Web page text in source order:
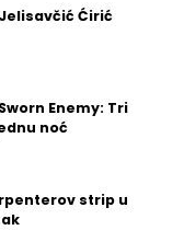
Jelisavčić Ćirić
Enemy: Tri
noć
strip u